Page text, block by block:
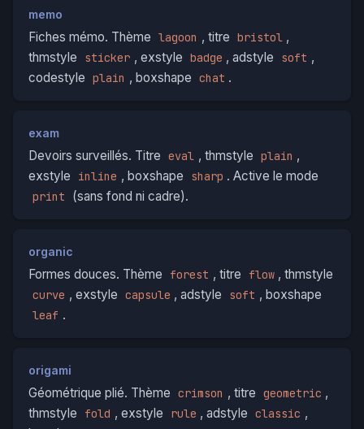
memo
Fiches mémo. Thème lagoon , titre bristol ,
thmstyle
sticker , exstyle badge , adstyle soft ,
codestyle plain , boxshape chat .
exam
Devoirs surveillés. Titre eval , thmstyle plain ,
exstyle
inline , boxshape sharp . Active le mode
print (sans fond ni cadre).
organic
Formes douces. Thème forest , titre flow , thmstyle
curve , exstyle capsule , adstyle soft , boxshape
leaf .
origami
Géométrique plié. Thème crimson , titre geometric ,
thmstyle
fold , exstyle rule , adstyle classic ,